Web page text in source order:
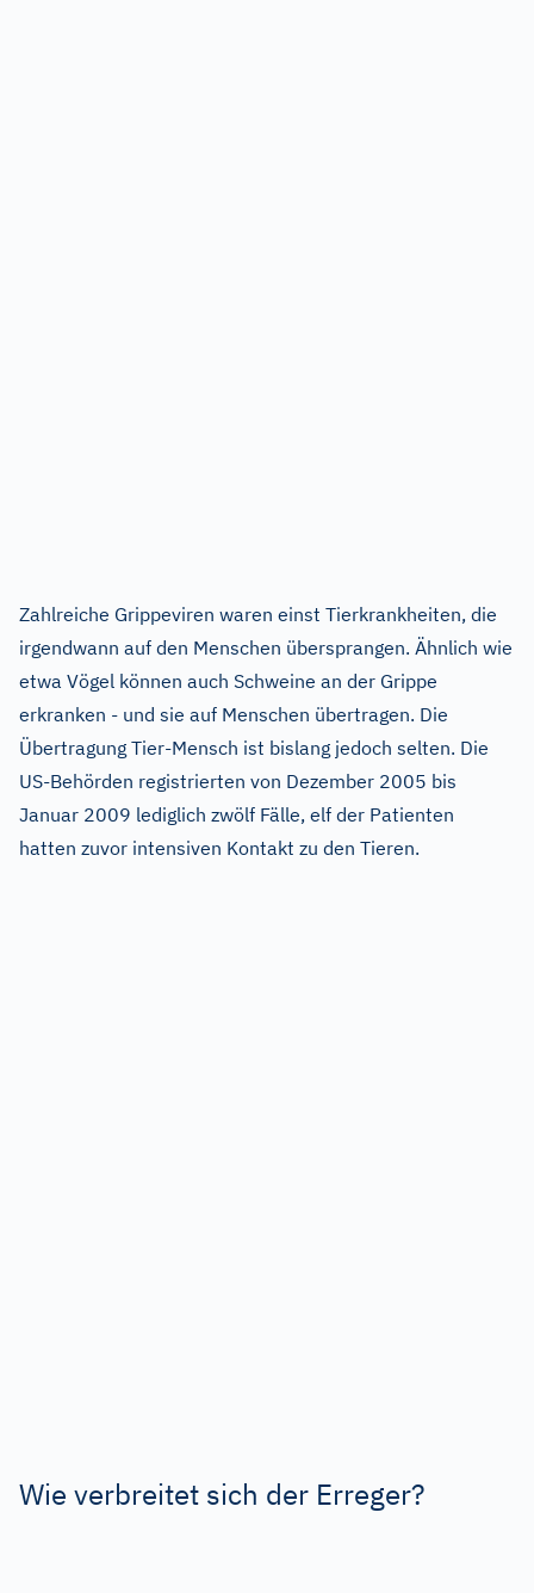
Zahlreiche Grippeviren waren einst Tierkrankheiten, die
irgendwann auf den Menschen übersprangen. Ähnlich wie
etwa Vögel können auch Schweine an der Grippe
erkranken - und sie auf Menschen übertragen. Die
Übertragung Tier-Mensch ist bislang jedoch selten. Die
US-Behörden registrierten von Dezember 2005 bis
Januar 2009 lediglich zwölf Fälle, elf der Patienten
hatten zuvor intensiven Kontakt zu den Tieren.
Wie verbreitet sich der Erreger?